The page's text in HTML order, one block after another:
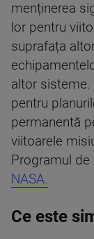
menținerea
lor pentru
suprafața
altor sisteme.
pentru
permanentă
viitoarele
Programul de
NASA.
Ce este